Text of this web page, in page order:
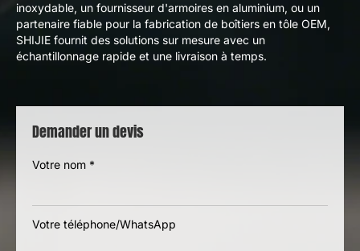
inoxydable, un fournisseur d'armoires en aluminium, ou un
partenaire fiable pour la fabrication de boîtiers en tôle OEM,
SHIJIE fournit des solutions sur mesure avec un
échantillonnage rapide et une livraison à temps.
Demander un devis
Votre nom *
Votre téléphone/WhatsApp